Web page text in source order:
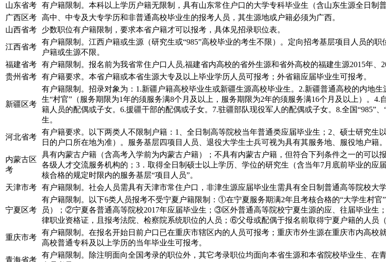
山东省考 有户籍限制。本科以上学历户籍无限制，具有山东常住户口的大学专科毕业生（含山东生源全日制
广西区考 高中、中专及大专学历和非普通高校毕业生的报考人员，其生源地或户籍必须为广西。
山西省考
少数职位有户籍限制，要求本省户籍才可以报考，具体见招录职位表。
江西省考
有户籍限制。江西户籍或生源（研究生或“985”高校毕业的考生不限）。定向招考基层项目人员的
户籍或生源不限。
福建省考 有户籍限制。报名前为我省常住户口人员,福建省内高校的省外生源和省外高校的福建生源2015年、
贵州省考 有户籍要求。本省户籍或本省生源大专及以上毕业学历人员可报考；外省籍应届毕业生可报考。
新疆区考
有户籍限制。招录对象为：1.新疆户籍高校毕业生或新疆生源高校毕业生。2.新疆普通高校的内地
生“村官”（服务期限为1年的须服务满8个月及以上，服务期限为2年的须服务满16个月及以上）。
籍人员的配偶或子女。6.援疆干部的配偶或子女。7.驻疆部队现役军人的配偶或子女。8.全国“985”
生。
河北省考
有户籍要求。以下两类人不限制户籍：1、全日制高等院校当年普通类应届毕业生；2、硕士研究生
日的户口所在地为准）。服务基层四项目人员、退役大学生士兵可视为具有其服务地、服役地户籍。
内蒙古区
考
具有内蒙古户籍（含高考入学前为内蒙古户籍）；不具有内蒙古户籍，但符合下列条件之一的可
各级人才交流服务机构的；3．取得全日制硕士以上学历、学位的研究生（含当年7月底前毕业的
核合格的规定时限内的服务基层“项目人员”。
天津市考 有户籍限制。社会人员需具有天津市常住户口，非津生源应届毕业生需具有全日制普通高等院校大
宁夏区考
有户籍限制。以下6类人员报考不受宁夏户籍限制：①在宁夏服务期满2年且考核合格的“大学生村官
员）；②宁夏各普通高等院校2017年应届毕业生；③区外普通高等院校宁夏生源的应、往届毕业
律职业资格证，且报考法院、检察院系统职位的人员；⑥父母或配偶于报名前取得宁夏户籍的人员
重庆市考
有户籍限制。在报名开始日前户口已在重庆市辖区内的人员可报考；重庆市外生源在重庆市内高校
高校普通专科及以上学历的当年毕业生可报考。
青海省考
有户籍限制。除注明面向全国考录的职位外，其它考录职位均面向本省生源和本省院校毕业生、在